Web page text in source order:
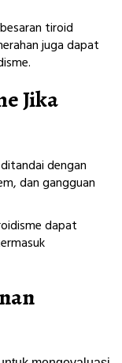
tiroid
juga dapat
Jika
dengan
dan gangguan
dapat